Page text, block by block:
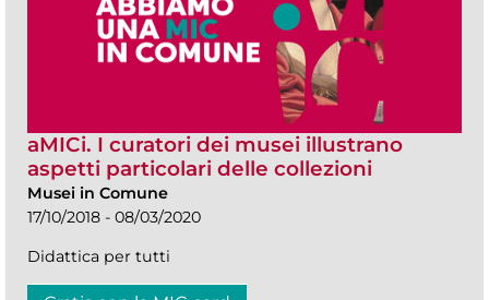
aMICi. I curatori dei musei illustrano
aspetti particolari delle collezioni
Musei in Comune
17/10/2018 - 08/03/2020
Didattica per tutti